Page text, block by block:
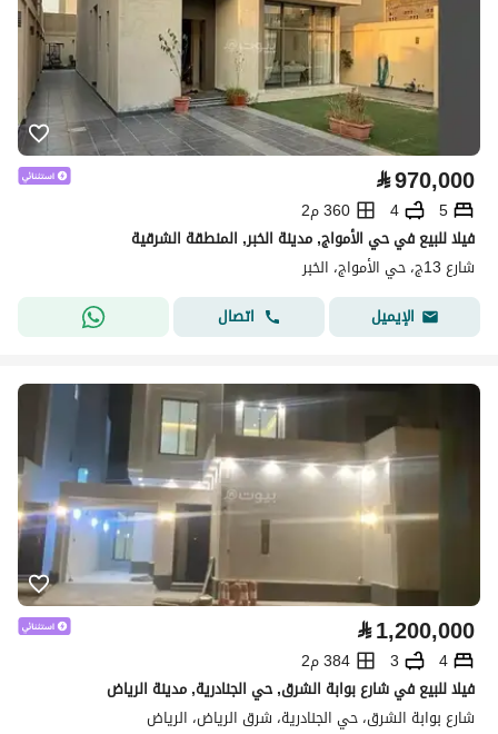
⃁970,000
5
4
360 م2
فيلا للبيع في حي الأمواج, مدينة الخبر, المنطقة الشرقية
شارع 13ج، حي الأمواج، الخبر
الإيميل
اتصال
⃁1,200,000
4
3
384 م2
فيلا للبيع في شارع بوابة الشرق, حي الجنادرية, مدينة الرياض
شارع بوابة الشرق، حي الجنادرية، شرق الرياض، الرياض